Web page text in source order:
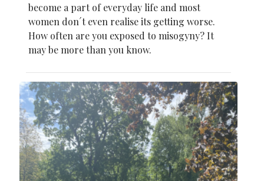
become a part of everyday life and most
women don´t even realise its getting worse.
How often are you exposed to misogyny? It
may be more than you know.